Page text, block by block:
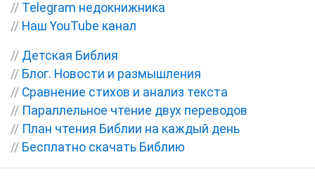
// Telegram недокнижника
// Наш YouTube канал
// Детская Библия
// Блог. Новости и размышления
// Сравнение стихов и анализ текста
// Параллельное чтение двух переводов
// План чтения Библии на каждый день
// Бесплатно скачать Библию